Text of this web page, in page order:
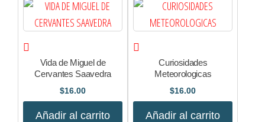
Vida de Miguel de
Cervantes Saavedra
$16.00
Añadir al carrito
Curiosidades
Meteorologicas
$16.00
Añadir al carrito